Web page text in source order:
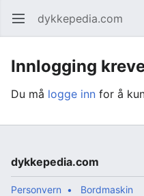
Åpne hovedmenyen dykkepedia.com
Innlogging
Du må logge inn for å
dykkepedia.com
Personvern Bordmaskin